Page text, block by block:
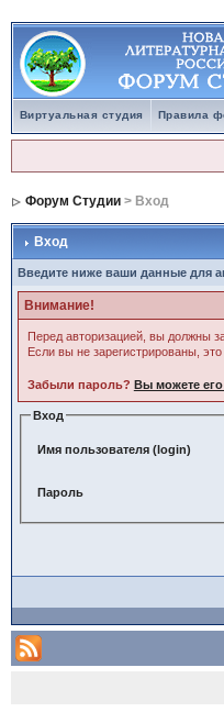
Виртуальная студия Правила
Форум Студии> Вход
Вход
Введите ниже ваши данные для
Внимание!
Перед авторизацией, вы должны
Если вы не зарегистрированы,
Забыли пароль? Вы можете
Вход
Имя пользователя (login)
Пароль